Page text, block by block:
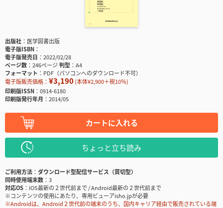
出版社
医学図書出版
電子版ISBN
電子版発売日
2022/02/28
ページ数
246ページ判型
A4
フォーマット
PDF（パソコンへのダウンロード不可）
電子版販売価格： ¥3,190(本体¥2,900＋税10％)
印刷版ISSN
0914-6180
印刷版発行年月
2014/05
カートに入れる
ちょっと立ち読み
ご利用方法
ダウンロード型配信サービス（買切型）
同時使用端末数
3
対応OS
iOS最新の２世代前まで / Android最新の２世代前まで
※コンテンツの使用にあたり、専用ビューアisho.jpが必要
※Androidは、Android２世代前の端末のうち、国内キャリア経由で販売されている端